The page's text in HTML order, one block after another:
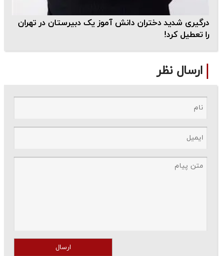
درگیری شدید دختران دانش آموز یک دبیرستان در تهران
را تعطیل کرد!
ارسال نظر
ارسال